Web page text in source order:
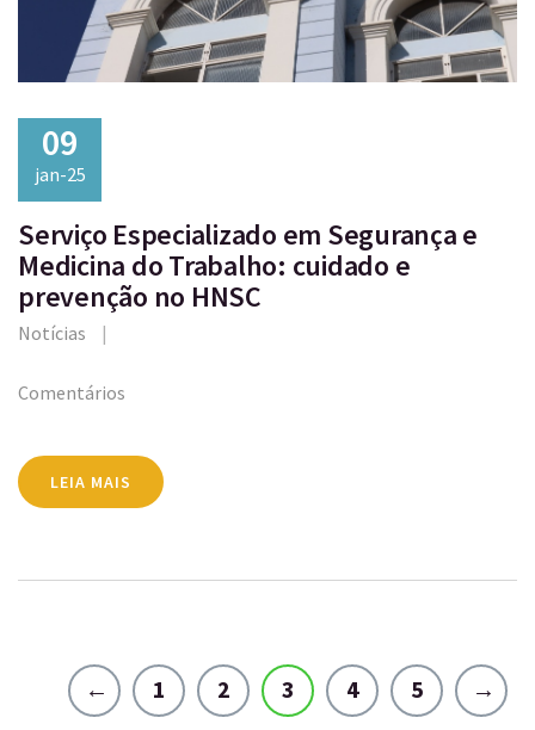
09
jan-25
Serviço Especializado em Segurança e
Medicina do Trabalho: cuidado e
prevenção no HNSC
Notícias
Comentários
LEIA MAIS
← 1 2 3 4 5 →